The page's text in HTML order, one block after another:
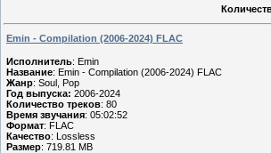
Emin - Compilation (2006-2024) FLAC
Исполнитель: Emin
Название: Emin - Compilation (2006-2024) FLAC
Жанр: Soul, Pop
Год выпуска: 2006-2024
Количество треков: 80
Время звучания: 05:02:52
Формат: FLAC
Качество: Lossless
Размер: 719.81 MB